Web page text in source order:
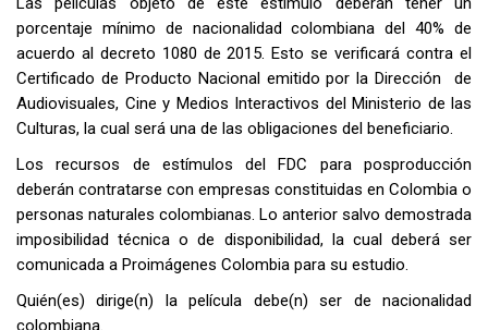
porcentaje mínimo de nacionalidad colombiana del 40% de
acuerdo al decreto 1080 de 2015. Esto se verificará contra el
Certificado de Producto Nacional emitido por la Dirección de
Audiovisuales, Cine y Medios Interactivos del Ministerio de las
Culturas, la cual será una de las obligaciones del beneficiario.
Los recursos de estímulos del FDC para posproducción
deberán contratarse con empresas constituidas en Colombia o
personas naturales colombianas. Lo anterior salvo demostrada
imposibilidad técnica o de disponibilidad, la cual deberá ser
comunicada a Proimágenes Colombia para su estudio.
Quién(es) dirige(n) la película debe(n) ser de nacionalidad
colombiana.